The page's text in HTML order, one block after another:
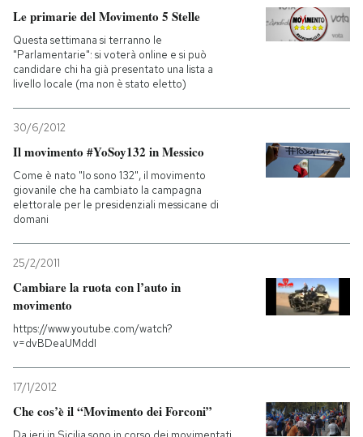
Le primarie del Movimento 5 Stelle
Questa settimana si terranno le
"Parlamentarie": si voterà online e si può
candidare chi ha già presentato una lista a
livello locale (ma non è stato eletto)
30/6/2012
Il movimento #YoSoy132 in Messico
Come è nato "Io sono 132", il movimento
giovanile che ha cambiato la campagna
elettorale per le presidenziali messicane di
domani
25/2/2011
Cambiare la ruota con l’auto in
movimento
https://www.youtube.com/watch?
v=dvBDeaUMddI
17/1/2012
Che cos’è il “Movimento dei Forconi”